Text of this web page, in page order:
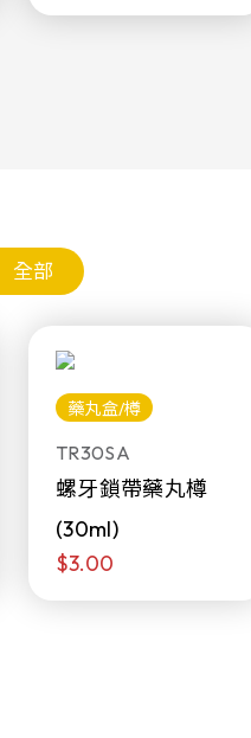
全部
藥丸盒/樽
TR30SA
螺牙鎖帶藥丸樽
(30ml)
$3.00